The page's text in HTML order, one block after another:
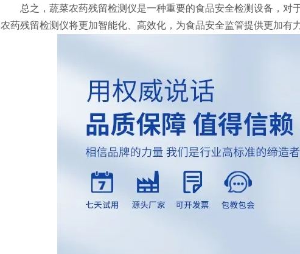
总之，蔬菜农药残留检测仪是一种重要的食品安全检测设备，对
农药残留检测仪将更加智能化、高效化，为食品安全监管提供更加有